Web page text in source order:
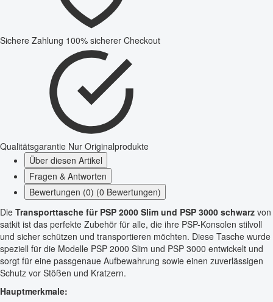
Sichere Zahlung 100% sicherer Checkout
Qualitätsgarantie Nur Originalprodukte
Über diesen Artikel
Fragen & Antworten
Bewertungen (0) (0 Bewertungen)
Die Transporttasche für PSP 2000 Slim und PSP 3000 schwarz von
satkit ist das perfekte Zubehör für alle, die ihre PSP-Konsolen stilvoll
und sicher schützen und transportieren möchten. Diese Tasche wurde
speziell für die Modelle PSP 2000 Slim und PSP 3000 entwickelt und
sorgt für eine passgenaue Aufbewahrung sowie einen zuverlässigen
Schutz vor Stößen und Kratzern.
Hauptmerkmale: